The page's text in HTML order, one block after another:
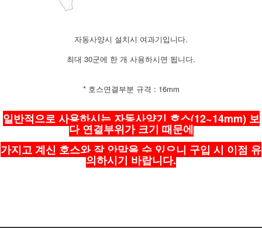
자동사양시 설치시 여과기입니다.
최대 30군에 한 개 사용하시면 됩니다.
* 호스연결부분 규격 : 16mm
일반적으로 사용하시는 자동사양기 호스(12~14mm) 보
다 연결부위가 크기 때문에
가지고 계신 호스와 잘 안맞을 수 있으니 구입 시 이점 유
의하시기 바랍니다.